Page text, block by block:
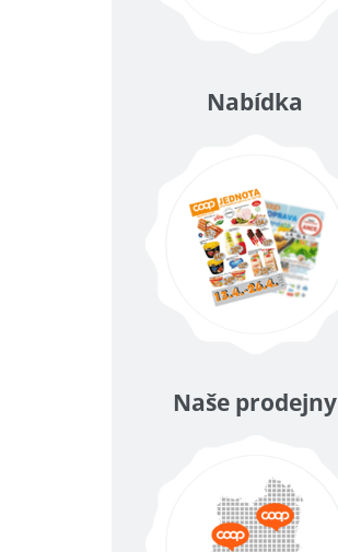
Nabídka
Naše prodejny